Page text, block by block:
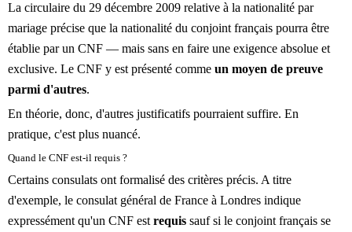
La circulaire du 29 décembre 2009 relative à la nationalité par
mariage précise que la nationalité du conjoint français pourra être
établie par un CNF — mais sans en faire une exigence absolue et
exclusive. Le CNF y est présenté comme un moyen de preuve
parmi d'autres.
En théorie, donc, d'autres justificatifs pourraient suffire. En
pratique, c'est plus nuancé.
Quand le CNF est-il requis ?
Certains consulats ont formalisé des critères précis. A titre
d'exemple, le consulat général de France à Londres indique
expressément qu'un CNF est requis sauf si le conjoint français se